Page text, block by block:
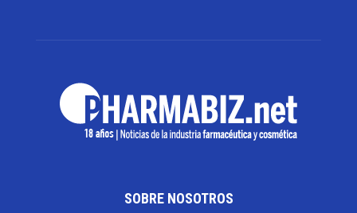
SOBRE NOSOTROS